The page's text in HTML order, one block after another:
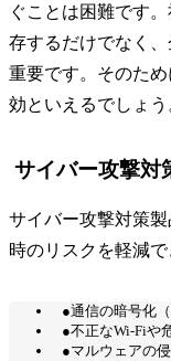
ぐことは困難です
存するだけでなく
重要です。そのた
効といえるでしょう
サイバー攻撃対
サイバー攻撃対策
時のリスクを軽減
●通信の暗号化
●不正なWi-Fiや
●マルウェアの